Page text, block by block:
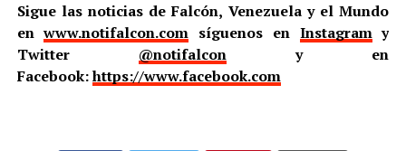
Sigue las noticias de Falcón, Venezuela y el Mundo
enwww.notifalcon.com síguenos en Instagramy
Twitter @notifalcony en
Facebook:https://www.facebook.com